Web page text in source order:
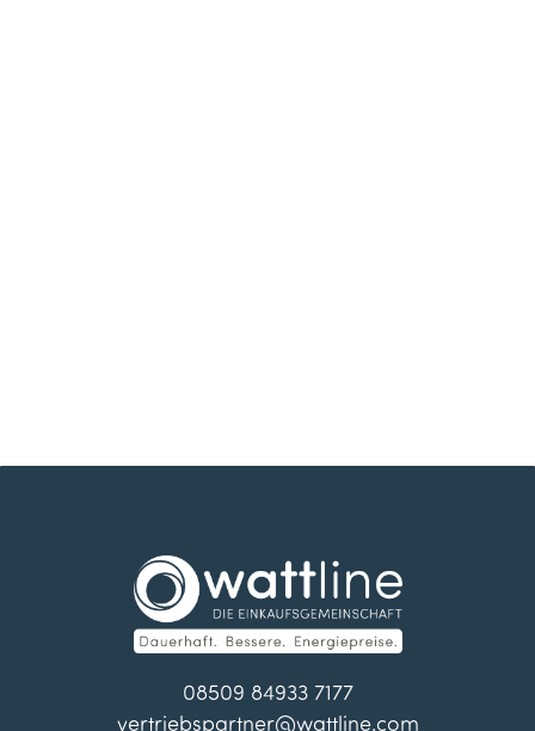
08509 84933 7177
vertriebspartner@wattline.com